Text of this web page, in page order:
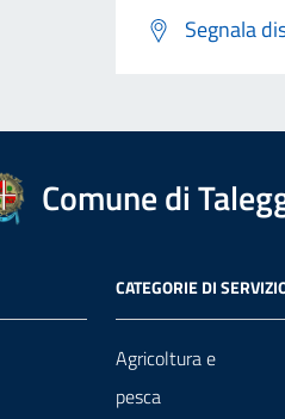
Segnala
Comune di
CATEGORIE DI
Agricoltura e
pesca